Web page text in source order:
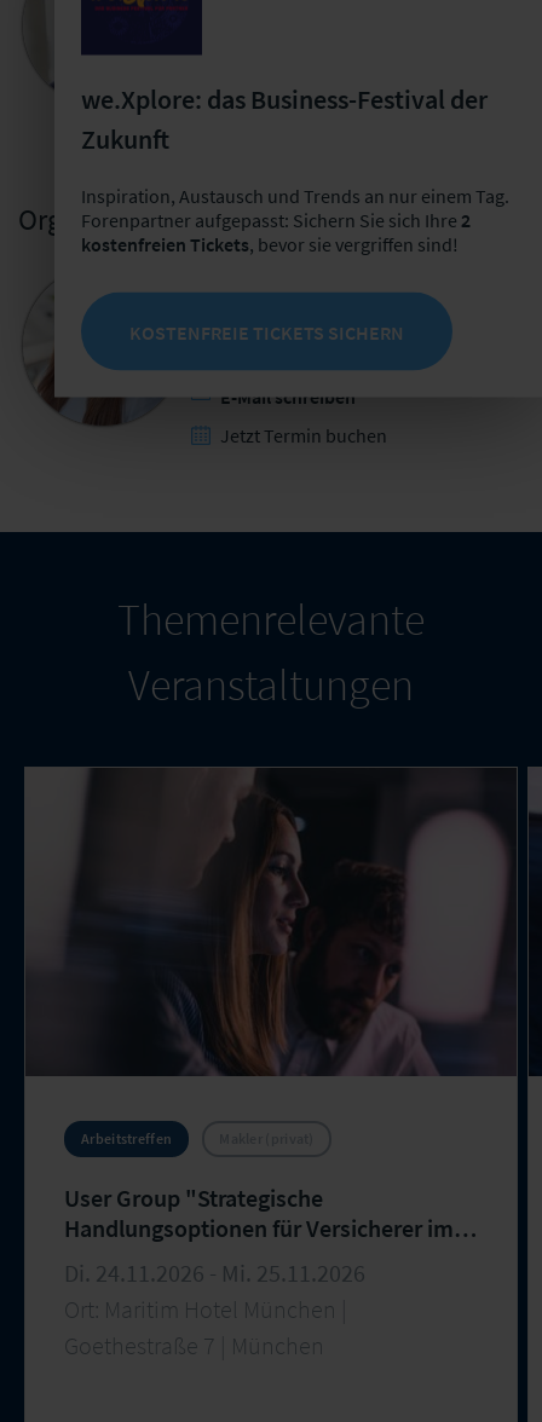
E-Mail schreiben
Organisatorische Leitung
Elisabeth Langer
E-Mail schreiben
Jetzt Termin buchen
Themenrelevante
Veranstaltungen
Arbeitstreffen
User Group "Strategische
Handlungsoptionen für Versicherer im
Maklermarkt Österreich und
Deutschland" – 31. Arbeitstreffen
Di. 24.11.2026 - Mi. 25.11.2026
Ort: Maritim Hotel München |
Goethestraße 7 | München
we.Xplore: das Business-Festival der
Zukunft
Inspiration, Austausch und Trends an nur einem Tag.
Forenpartner aufgepasst: Sichern Sie sich Ihre 2
kostenfreien Tickets, bevor sie vergriffen sind!
KOSTENFREIE TICKETS SICHERN